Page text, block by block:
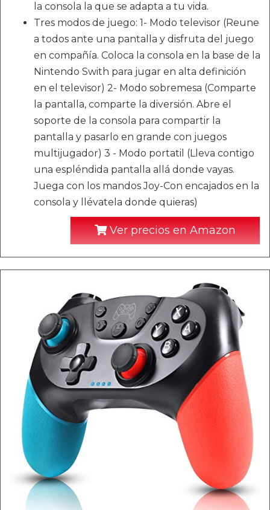
la consola la que se adapta a tu vida.
Tres modos de juego: 1- Modo televisor (Reune
a todos ante una pantalla y disfruta del juego
en compañía. Coloca la consola en la base de la
Nintendo Swith para jugar en alta definición
en el televisor) 2- Modo sobremesa (Comparte
la pantalla, comparte la diversión. Abre el
soporte de la consola para compartir la
pantalla y pasarlo en grande con juegos
multijugador) 3 - Modo portatil (Lleva contigo
una espléndida pantalla allá donde vayas.
Juega con los mandos Joy-Con encajados en la
consola y llévatela donde quieras)
Ver precios en Amazon